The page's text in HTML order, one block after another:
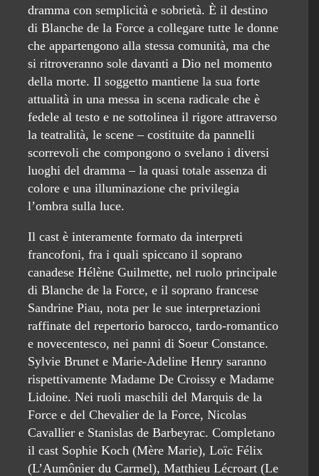
dramma con semplicità e sobrietà. È il destino
di Blanche de la Force a collegare tutte le donne
che appartengono alla stessa comunità, ma che
si ritroveranno sole davanti a Dio nel momento
della morte. Il soggetto mantiene la sua forte
attualità in una messa in scena radicale che è
fedele al testo e ne sottolinea il rigore attraverso
la teatralità, le scene – costituite da pannelli
scorrevoli che compongono o svelano i diversi
luoghi del dramma – la quasi totale assenza di
colore e una illuminazione che privilegia
l’ombra sulla luce.
Il cast è interamente formato da interpreti
francofoni, fra i quali spiccano il soprano
canadese Hélène Guilmette, nel ruolo principale
di Blanche de la Force, e il soprano francese
Sandrine Piau, nota per le sue interpretazioni
raffinate del repertorio barocco, tardo-romantico
e novecentesco, nei panni di Soeur Constance.
Sylvie Brunet e Marie-Adeline Henry saranno
rispettivamente Madame De Croissy e Madame
Lidoine. Nei ruoli maschili del Marquis de la
Force e del Chevalier de la Force, Nicolas
Cavallier e Stanislas de Barbeyrac. Completano
il cast Sophie Koch (Mère Marie), Loïc Félix
(L’Aumônier du Carmel), Matthieu Lécroart (Le